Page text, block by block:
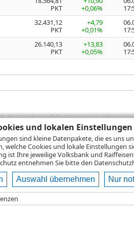
und lokalen Einstellungen
sind kleine Datenpakete, die es uns
welche Cookies und lokale Einstellungen
ist Ihre jeweilige Volksbank und
entnehmen Sie bitte den
Auswahl übernehmen Nur
PKT
+0,06%
32.431,12
PKT
+4,79
+0,01%
26.140,13
PKT
+13,83
+0,05%
die Angaben auf die Vergangenheit
handelt es sich stets um
die beim Erwerb von Wertpapieren in der
können Sie auf den einzelnen
sämtlicher Transaktionskosten und
steigen oder fallen.
Nutzungsbedingungen Impressum